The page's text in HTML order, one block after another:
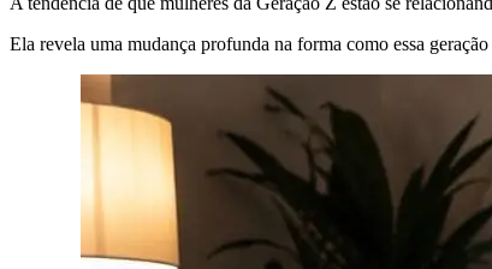
Ela revela uma mudança profunda na forma como essa